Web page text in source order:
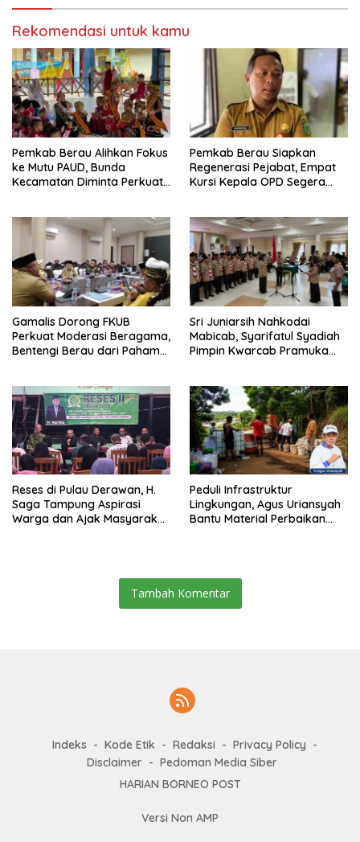
Rekomendasi untuk kamu
Pemkab Berau Alihkan Fokus
ke Mutu PAUD, Bunda
Kecamatan Diminta Perkuat
Pemkab Berau Siapkan
Regenerasi Pejabat, Empat
Kursi Kepala OPD Segera
Gamalis Dorong FKUB
Perkuat Moderasi Beragama,
Bentengi Berau dari Paham
Sri Juniarsih Nahkodai
Mabicab, Syarifatul Syadiah
Pimpin Kwarcab Pramuka
Reses di Pulau Derawan, H.
Saga Tampung Aspirasi
Warga dan Ajak Masyarakat
Peduli Infrastruktur
Lingkungan, Agus Uriansyah
Bantu Material Perbaikan
Tambah Komentar
Indeks Kode Etik Redaksi
Privacy Policy
Disclaimer
Pedoman Media Siber
HARIAN BORNEO POST
Versi Non AMP